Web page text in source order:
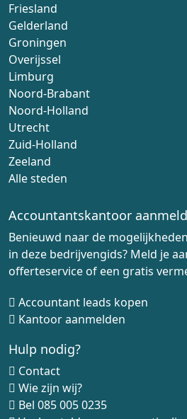
Friesland
Gelderland
Groningen
Overijssel
Limburg
Noord-Brabant
Noord-Holland
Utrecht
Zuid-Holland
Zeeland
Alle steden
Accountantskantoor
Benieuwd naar de
in deze bedrijvengids? Meld je
offerteservice of een gratis
Accountant leads kopen
Kantoor aanmelden
Hulp nodig?
Contact
Wie zijn wij?
Bel 085 005 0235